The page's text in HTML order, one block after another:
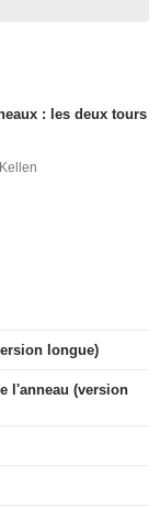
: les deux tours
longue)
l'anneau (version